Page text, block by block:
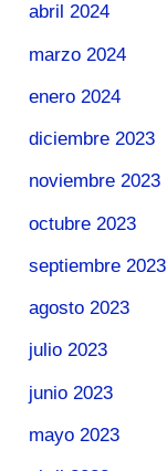
abril 2024
marzo 2024
enero 2024
diciembre 2023
noviembre 2023
octubre 2023
septiembre 2023
agosto 2023
julio 2023
junio 2023
mayo 2023